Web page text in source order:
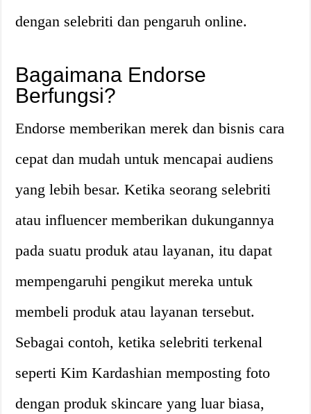
dengan selebriti dan pengaruh online.
Bagaimana Endorse
Berfungsi?
Endorse memberikan merek dan bisnis cara
cepat dan mudah untuk mencapai audiens
yang lebih besar. Ketika seorang selebriti
atau influencer memberikan dukungannya
pada suatu produk atau layanan, itu dapat
mempengaruhi pengikut mereka untuk
membeli produk atau layanan tersebut.
Sebagai contoh, ketika selebriti terkenal
seperti Kim Kardashian memposting foto
dengan produk skincare yang luar biasa,